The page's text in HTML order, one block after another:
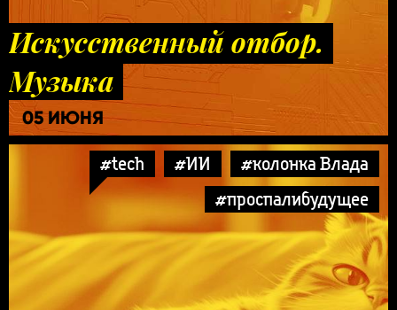
Искусственный отбор.
Музыка
05 ИЮНЯ
#tech #ИИ
#колонка Влада
#проспалибудущее